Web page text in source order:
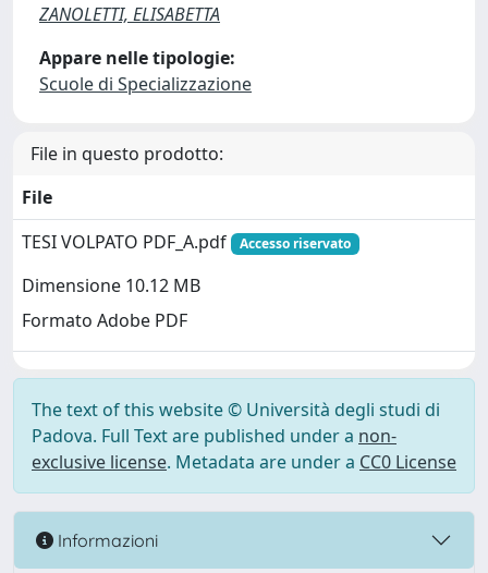
ZANOLETTI, ELISABETTA
Appare nelle tipologie:
Scuole di Specializzazione
File in questo prodotto:
File
TESI VOLPATO PDF_A.pdf
Accesso riservato
Dimensione 10.12 MB
Formato Adobe PDF
The text of this website © Università degli studi di
Padova. Full Text are published under a non-
exclusive license. Metadata are under a CC0 License
Informazioni